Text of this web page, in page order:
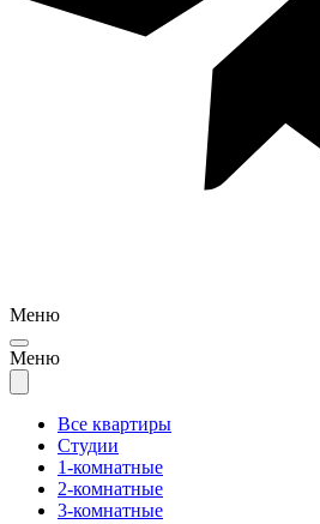
Меню
Меню
Все квартиры
Студии
1-комнатные
2-комнатные
3-комнатные